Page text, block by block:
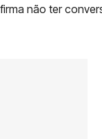
não ter